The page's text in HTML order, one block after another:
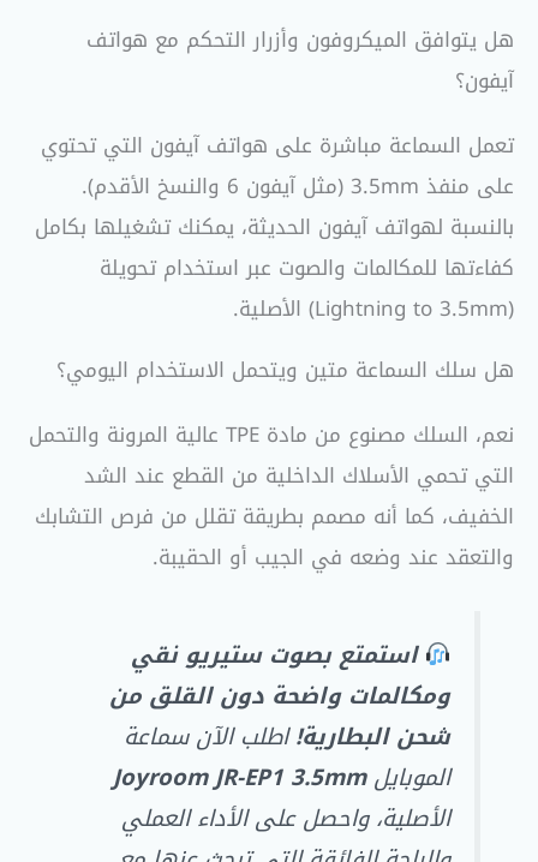
هل يتوافق الميكروفون وأزرار التحكم مع هواتف
آيفون؟
تعمل السماعة مباشرة على هواتف آيفون التي تحتوي
على منفذ 3.5mm (مثل آيفون 6 والنسخ الأقدم).
بالنسبة لهواتف آيفون الحديثة، يمكنك تشغيلها بكامل
كفاءتها للمكالمات والصوت عبر استخدام تحويلة
(Lightning to 3.5mm) الأصلية.
هل سلك السماعة متين ويتحمل الاستخدام اليومي؟
نعم، السلك مصنوع من مادة TPE عالية المرونة والتحمل
التي تحمي الأسلاك الداخلية من القطع عند الشد
الخفيف، كما أنه مصمم بطريقة تقلل من فرص التشابك
والتعقد عند وضعه في الجيب أو الحقيبة.
استمتع بصوت ستيريو نقي
ومكالمات واضحة دون القلق من
شحن البطارية!اطلب الآن سماعة
الموبايلJoyroom JR-EP1 3.5mm
الأصلية، واحصل على الأداء العملي